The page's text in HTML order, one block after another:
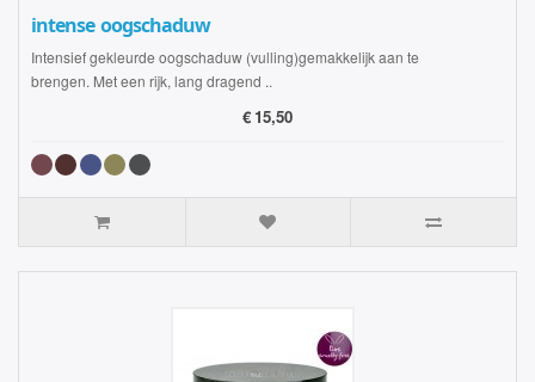
intense oogschaduw
Intensief gekleurde oogschaduw (vulling)gemakkelijk aan te
brengen. Met een rijk, lang dragend ..
€ 15,50